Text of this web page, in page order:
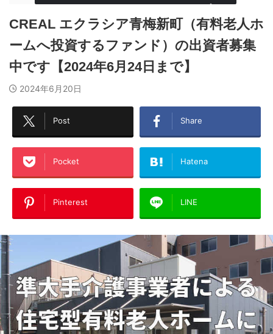
CREAL エクラシア青梅新町（有料老人ホ
ームへ投資するファンド）の出資者募集
中です【2024年6月24日まで】
2024年6月20日
Post Share
Pocket Hatena
Pinterest LINE